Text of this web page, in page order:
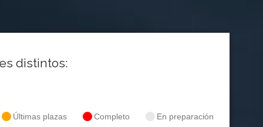
distintos:
Últimas plazas Completo En preparación